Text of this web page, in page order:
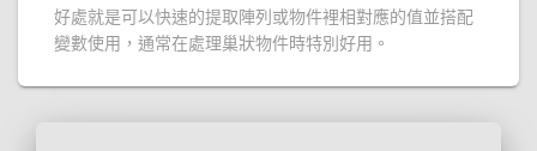
好處就是可以快速的提取陣列或物件裡相對應的值並搭配
變數使用，通常在處理巢狀物件時特別好用。